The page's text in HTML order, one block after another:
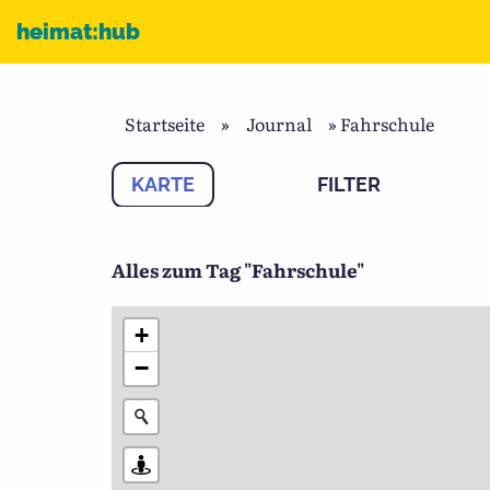
heimat:hub
Startseite » Journal » Fahrschule
KARTE FILTER
Alles zum Tag "Fahrschule"
+
−